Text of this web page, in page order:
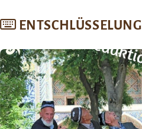
ENTSCHLÜSSELUNG